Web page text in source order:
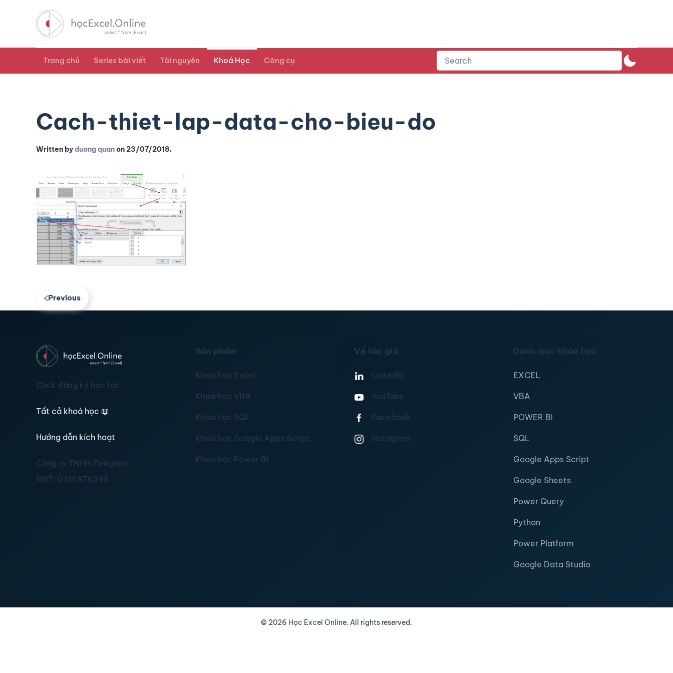
Trang chủ Series bài viết Tài nguyên Khoá Học Công cụ
Cach-thiet-lap-data-cho-bieu-do
Written byduong quanon23/07/2018.
Previous
Click đăng ký học tại:
Tất cả khoá học 📖
Hướng dẫn kích hoạt
Công ty TNHH Zeitgeist
MST: 0315976395
Sản phẩm
Khóa học Excel
Khóa học VBA
Khóa học SQL
Khóa học Google Apps Script
Khóa học Power BI
Về tác giả
Linkedin
YouTube
Facebook
Instagram
Danh mục khóa học
EXCEL
VBA
POWER BI
SQL
Google Apps Script
Google Sheets
Power Query
Python
Power Platform
Google Data Studio
© 2026 Học Excel Online. All rights reserved.